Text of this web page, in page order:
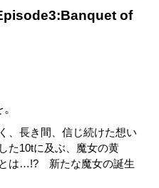
of
、長き間、信じ続けた想い
10tに及ぶ、魔女の黄
は…!? 新たな魔女の誕生